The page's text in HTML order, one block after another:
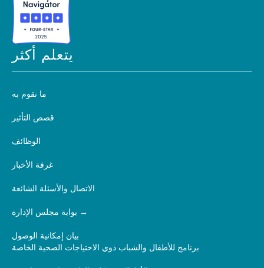
يتعلم أكثر
ما نقوم به
قصص التأثير
الوظائف
غرفة الأخبار
الاتصال والأسئلة الشائعة
بوابة مجلس الإدارة
بيان إمكانية الوصول
برنامج للأطفال والشباب ذوي الاحتياجات الصحية الخاصة